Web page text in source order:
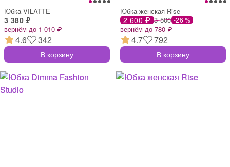
Юбка VILATTE
3 380 ₽
вернём до 1 010 ₽
4.6 342
В корзину
Юбка женская Rise
2 600 ₽ 3 500 -26 %
вернём до 780 ₽
4.7 792
В корзину